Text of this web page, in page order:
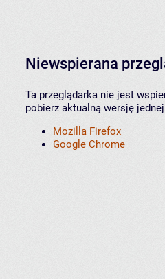
Niewspierana
Ta przeglądarka nie jest
pobierz aktualną wersję
Mozilla Firefox
Google Chrome